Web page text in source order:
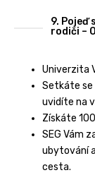
9. Pojeď
rodiči –
Univerzita
Setkáte se
uvidíte na
Získáte
SEG Vám
ubytování
cesta.